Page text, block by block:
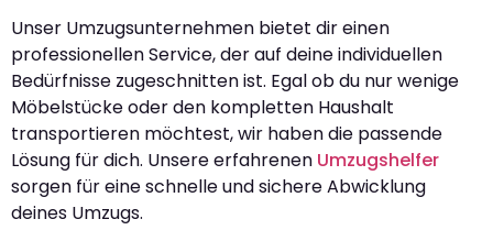
Unser Umzugsunternehmen bietet dir einen
professionellen Service, der auf deine individuellen
Bedürfnisse zugeschnitten ist. Egal ob du nur wenige
Möbelstücke oder den kompletten Haushalt
transportieren möchtest, wir haben die passende
Lösung für dich. Unsere erfahrenen Umzugshelfer
sorgen für eine schnelle und sichere Abwicklung
deines Umzugs.